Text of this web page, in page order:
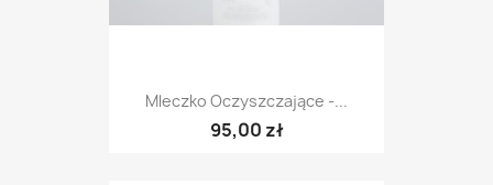
Mleczko Oczyszczające -...
95,00 zł